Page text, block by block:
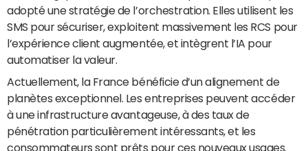
adopté une stratégie de l’orchestration. Elles utilisent les
SMS pour sécuriser, exploitent massivement les RCS pour
l’expérience client augmentée, et intègrent l’IA pour
automatiser la valeur.
Actuellement, la France bénéficie d’un alignement de
planètes exceptionnel. Les entreprises peuvent accéder
à une infrastructure avantageuse, à des taux de
pénétration particulièrement intéressants, et les
consommateurs sont prêts pour ces nouveaux usages.